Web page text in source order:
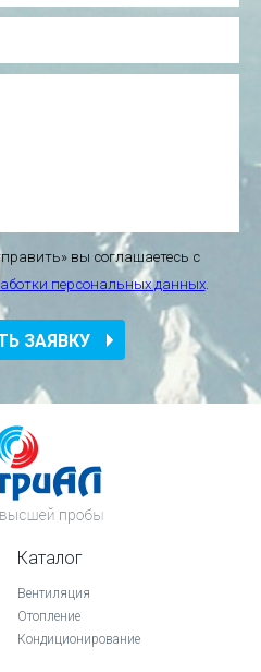
вы соглашаетесь с
персональных данных.
ЗАЯВКУ
Каталог
Вентиляция
Отопление
Кондиционирование